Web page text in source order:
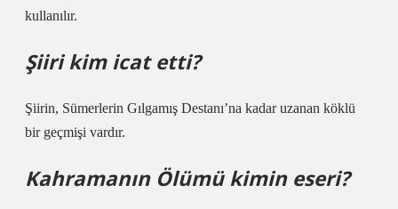
kullanılır.
Şiiri kim icat etti?
Şiirin, Sümerlerin Gılgamış Destanı’na kadar uzanan köklü
bir geçmişi vardır.
Kahramanın Ölümü kimin eseri?